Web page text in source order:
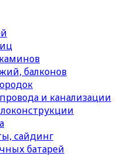
балконов
и канализации
сайдинг
батарей